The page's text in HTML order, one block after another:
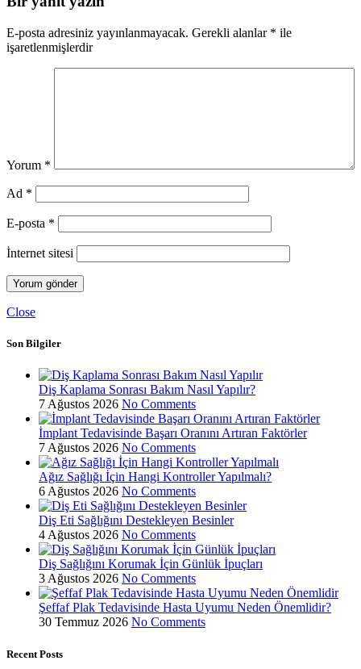
E-posta adresiniz yayınlanmayacak. Gerekli alanlar * ile
işaretlenmişlerdir
Yorum *
Ad *
E-posta *
İnternet sitesi
Close
Son Bilgiler
Diş Kaplama Sonrası Bakım Nasıl Yapılır?
7 Ağustos 2026 No Comments
İmplant Tedavisinde Başarı Oranını Artıran Faktörler
7 Ağustos 2026 No Comments
Ağız Sağlığı İçin Hangi Kontroller Yapılmalı?
6 Ağustos 2026 No Comments
Diş Eti Sağlığını Destekleyen Besinler
4 Ağustos 2026 No Comments
Diş Sağlığını Korumak İçin Günlük İpuçları
3 Ağustos 2026 No Comments
Şeffaf Plak Tedavisinde Hasta Uyumu Neden Önemlidir?
30 Temmuz 2026 No Comments
Recent Posts